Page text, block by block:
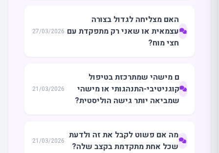
האם מצליחה לגדול בצורה
עצמאית או שאני רק מתפקדת עם
חצי מוח?
27/03/2026
ם מישהי שמתרכזת בטיפול
קוגניטיבי-התנהגותי או מישהי
שמביאה יותר גישה הוליסטית?
21/03/2026
מה אם פשוט לקבל את זה ולדעת
שכל אחת מתקדמת בקצב שלה?
21/03/2026